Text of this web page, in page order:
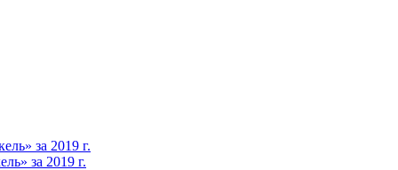
за 2019 г.
за 2019 г.